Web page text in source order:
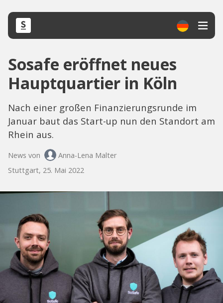
Sosafe eröffnet neues
Hauptquartier in Köln
Nach einer großen Finanzierungsrunde im
Januar baut das Start-up nun den Standort am
Rhein aus.
News von
Anna-Lena Malter
Stuttgart, 25. Mai 2022